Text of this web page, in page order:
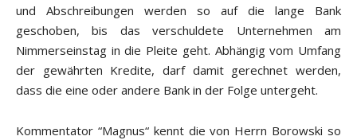
und Abschreibungen werden so auf die lange Bank
geschoben, bis das verschuldete Unternehmen am
Nimmerseinstag in die Pleite geht. Abhängig vom Umfang
der gewährten Kredite, darf damit gerechnet werden,
dass die eine oder andere Bank in der Folge untergeht.
Kommentator “Magnus“ kennt die von Herrn Borowski so